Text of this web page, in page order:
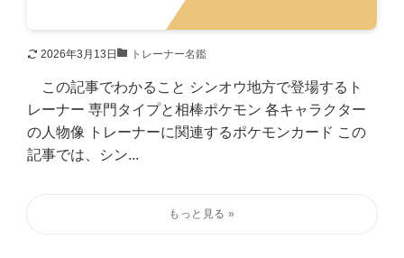
2026年3月13日 トレーナー名鑑
この記事でわかること シンオウ地方で登場するト
レーナー 専門タイプと相棒ポケモン 各キャラクター
の人物像 トレーナーに関連するポケモンカード この
記事では、シン...